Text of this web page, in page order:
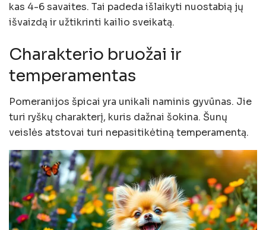
kas 4-6 savaites. Tai padeda išlaikyti nuostabią jų
išvaizdą ir užtikrinti kailio sveikatą.
Charakterio bruožai ir
temperamentas
Pomeranijos špicai yra unikali naminis gyvūnas. Jie
turi ryškų charakterį, kuris dažnai šokina. Šunų
veislės atstovai turi nepasitikėtiną temperamentą.